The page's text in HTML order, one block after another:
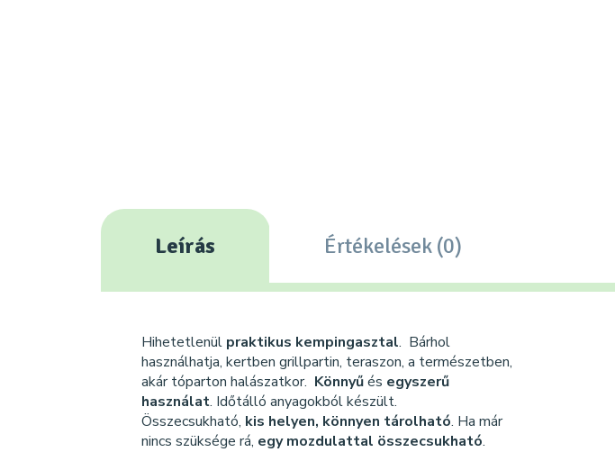
Leírás Értékelések (0)
Hihetetlenül praktikus kempingasztal. Bárhol
használhatja, kertben grillpartin, teraszon, a természetben,
akár tóparton halászatkor. Könnyűés egyszerű
használat. Időtálló anyagokból készült.
Összecsukható, kis helyen, könnyen tárolható. Ha már
nincs szüksége rá, egy mozdulattal összecsukható.